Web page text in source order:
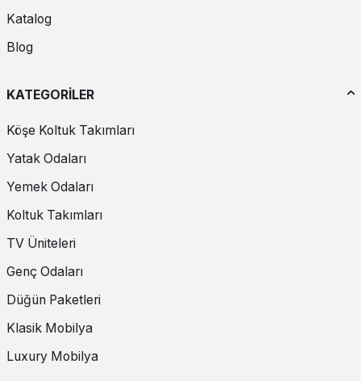
Katalog
Blog
KATEGORİLER
Köşe Koltuk Takımları
Yatak Odaları
Yemek Odaları
Koltuk Takımları
TV Üniteleri
Genç Odaları
Düğün Paketleri
Klasik Mobilya
Luxury Mobilya